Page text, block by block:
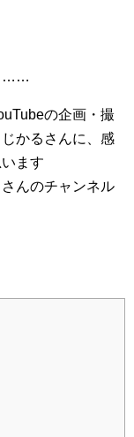
……
の企画・撮
かるさんに、感
ます
んのチャンネル